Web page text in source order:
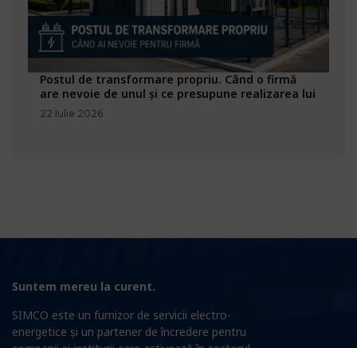
Postul de transformare propriu. Când o firmă
are nevoie de unul și ce presupune realizarea lui
22 Iulie 2026
Suntem mereu la curent.
SIMCO este un furnizor de servicii electro-
energetice și un partener de încredere pentru